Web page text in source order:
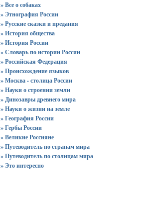
» Все о собаках
» Этнография России
» Русские сказки и предания
» История общества
» История России
» Словарь по истории России
» Российская Федерация
» Происхождение языков
» Москва - столица России
» Науки о строении земли
» Динозавры древнего мира
» Науки о жизни на земле
» География России
» Гербы России
» Великие Россияне
» Путеводитель по странам мира
» Путеводитель по столицам мира
» Это интересно